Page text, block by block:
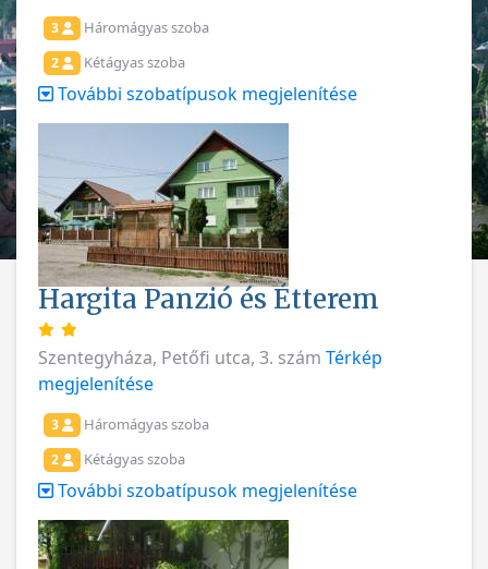
3 Háromágyas szoba
2 Kétágyas szoba
További szobatípusok megjelenítése
Hargita Panzió és Étterem
Szentegyháza, Petőfi utca, 3. szám Térkép
megjelenítése
3 Háromágyas szoba
2 Kétágyas szoba
További szobatípusok megjelenítése